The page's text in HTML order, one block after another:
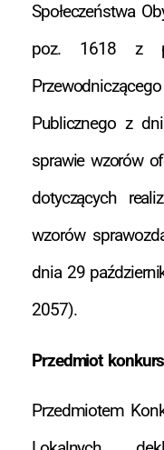
Społeczeństwa
poz. 1618 z
Publicznego z
sprawie wzorów
dotyczących
wzorów
dnia 29
2057).
Przedmiot
Przedmiotem